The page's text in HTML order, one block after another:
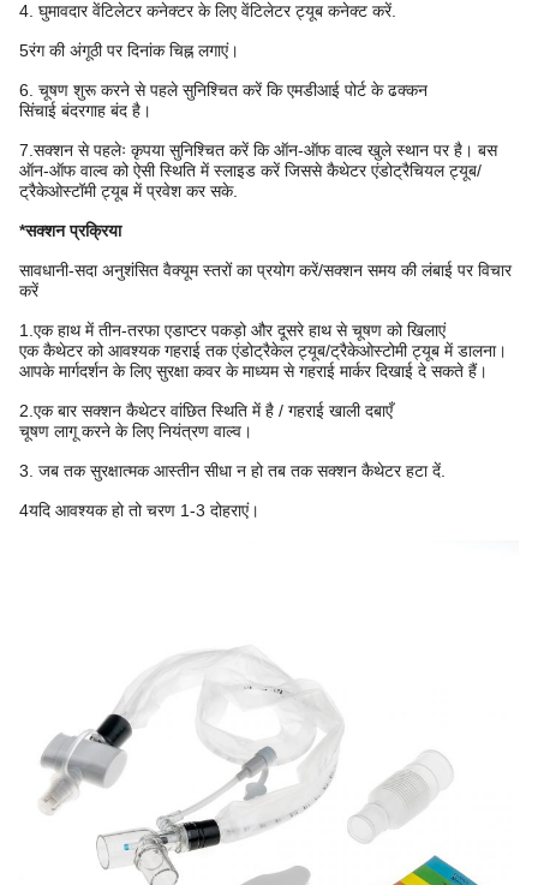
4. घुमावदार वेंटिलेटर कनेक्टर के लिए वेंटिलेटर ट्यूब कनेक्ट करें.
5रंग की अंगूठी पर दिनांक चिह्न लगाएं।
6. चूषण शुरू करने से पहले सुनिश्चित करें कि एमडीआई पोर्ट के ढक्कन
सिंचाई बंदरगाह बंद है।
7.सक्शन से पहलेः कृपया सुनिश्चित करें कि ऑन-ऑफ वाल्व खुले स्थान पर है। बस
ऑन-ऑफ वाल्व को ऐसी स्थिति में स्लाइड करें जिससे कैथेटर एंडोट्रैचियल ट्यूब/
ट्रैकेओस्टॉमी ट्यूब में प्रवेश कर सके.
*सक्शन प्रक्रिया
सावधानी-सदा अनुशंसित वैक्यूम स्तरों का प्रयोग करें/सक्शन समय की लंबाई पर विचार
करें
1.एक हाथ में तीन-तरफा एडाप्टर पकड़ो और दूसरे हाथ से चूषण को खिलाएं
एक कैथेटर को आवश्यक गहराई तक एंडोट्रैकेल ट्यूब/ट्रैकेओस्टोमी ट्यूब में डालना।
आपके मार्गदर्शन के लिए सुरक्षा कवर के माध्यम से गहराई मार्कर दिखाई दे सकते हैं।
2.एक बार सक्शन कैथेटर वांछित स्थिति में है / गहराई खाली दबाएँ
चूषण लागू करने के लिए नियंत्रण वाल्व।
3. जब तक सुरक्षात्मक आस्तीन सीधा न हो तब तक सक्शन कैथेटर हटा दें.
4यदि आवश्यक हो तो चरण 1-3 दोहराएं।